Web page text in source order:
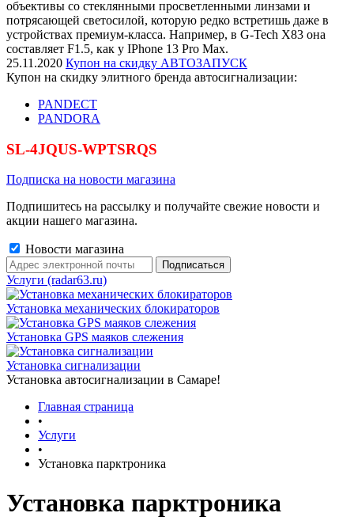
объективы со стеклянными просветленными линзами и
потрясающей светосилой, которую редко встретишь даже в
устройствах премиум-класса. Например, в G-Tech X83 она
составляет F1.5, как у IPhone 13 Pro Max.
25.11.2020 Купон на скидку АВТОЗАПУСК
Купон на скидку элитного бренда автосигнализации:
PANDECT
PANDORA
SL-4JQUS-WPTSRQS
Подписка на новости магазина
Подпишитесь на рассылку и получайте свежие новости и
акции нашего магазина.
Новости магазина
Услуги (radar63.ru)
Установка механических блокираторов
Установка GPS маяков слежения
Установка сигнализации
Установка автосигнализации в Самаре!
Главная страница
•
Услуги
•
Установка парктроника
Установка парктроника